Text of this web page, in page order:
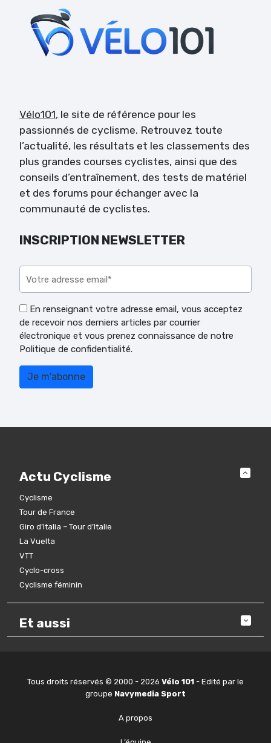
Vélo101, le site de référence pour les
passionnés de cyclisme. Retrouvez toute
l’actualité, les résultats et les classements des
plus grandes courses cyclistes, ainsi que des
conseils d’entraînement, des tests de matériel
et des forums pour échanger avec la
communauté de cyclistes.
INSCRIPTION NEWSLETTER
En renseignant votre adresse email, vous acceptez
de recevoir nos derniers articles par courrier
électronique et vous prenez connaissance de notre
Politique de confidentialité.
Actu Cyclisme
Cyclisme
Tour de France
Giro d’Italia – Tour d’Italie
La Vuelta
VTT
Cyclo-cross
Cyclisme féminin
Et aussi
Tous droits réservés © 2000 - 2026 Vélo 101 - Edité par le
groupe Navymedia Sport
A propos